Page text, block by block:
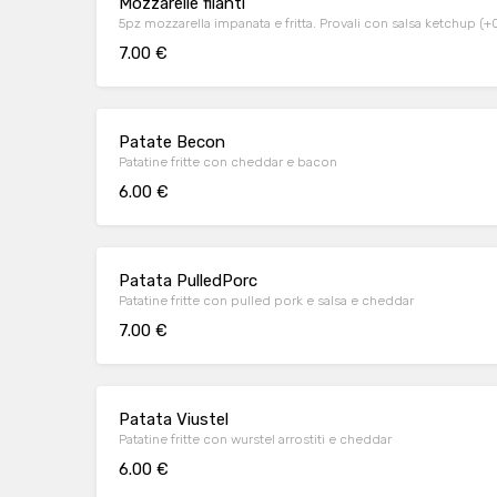
5pz mozzarella impanata e fritta. Provali con salsa ketchup
7.00 €
Patate Becon
Patatine fritte con cheddar e bacon
6.00 €
Patata PulledPorc
Patatine fritte con pulled pork e salsa e cheddar
7.00 €
Patata Viustel
Patatine fritte con wurstel arrostiti e cheddar
6.00 €